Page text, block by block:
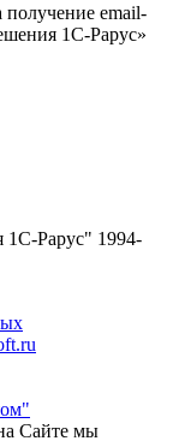
получение email-
1С-Рарус»
Рарус" 1994-
Сайте мы